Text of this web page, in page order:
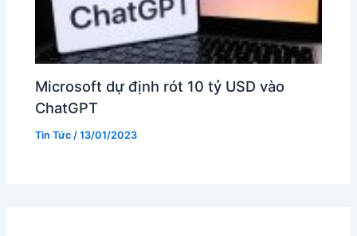
Microsoft dự định rót 10 tỷ USD vào
ChatGPT
Tin Tức /13/01/2023